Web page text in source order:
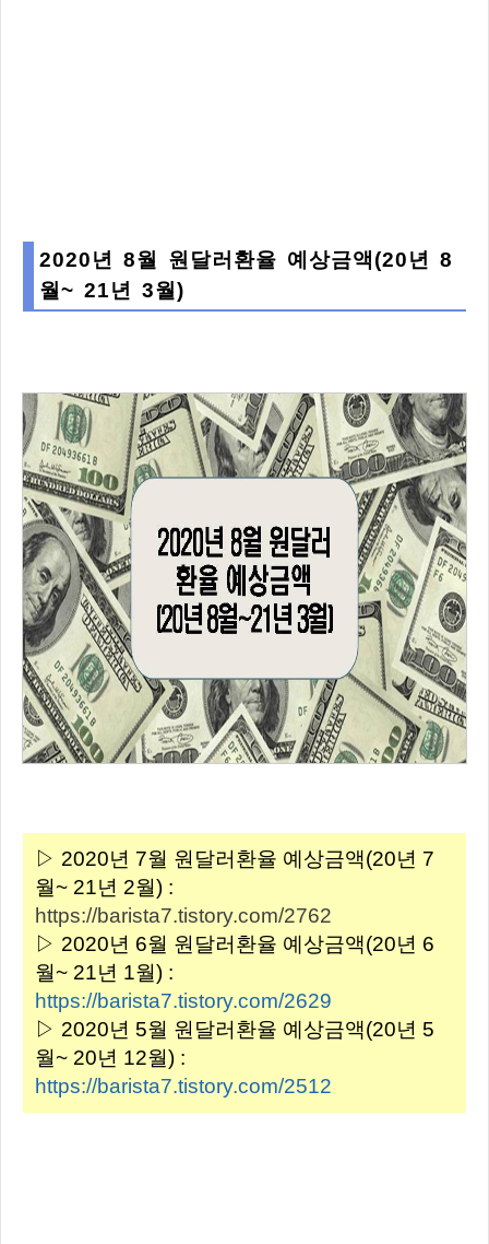
2020년 8월 원달러환율 예상금액(20년 8
월~ 21년 3월)
▷ 2020년 7월 원달러환율 예상금액(20년 7
월~ 21년 2월) :
https://barista7.tistory.com/2762
▷ 2020년 6월 원달러환율 예상금액(20년 6
월~ 21년 1월) :
https://barista7.tistory.com/2629
▷ 2020년 5월 원달러환율 예상금액(20년 5
월~ 20년 12월) :
https://barista7.tistory.com/2512